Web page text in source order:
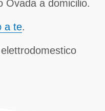
Ovada a domicilio.
a te.